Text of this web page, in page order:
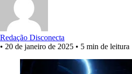
Redação Disconecta
• 20 de janeiro de 2025 • 5 min de leitura